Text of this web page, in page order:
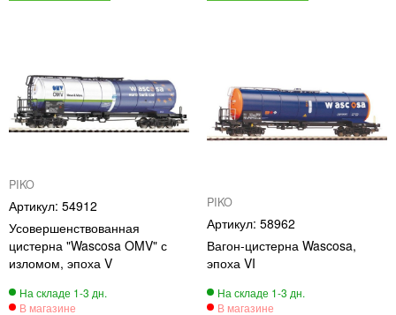
PIKO
54912
Усовершенствованная
цистерна "Wascosa OMV" с
изломом, эпоха V
PIKO
58962
Вагон-цистерна Wascosa,
эпоха VI